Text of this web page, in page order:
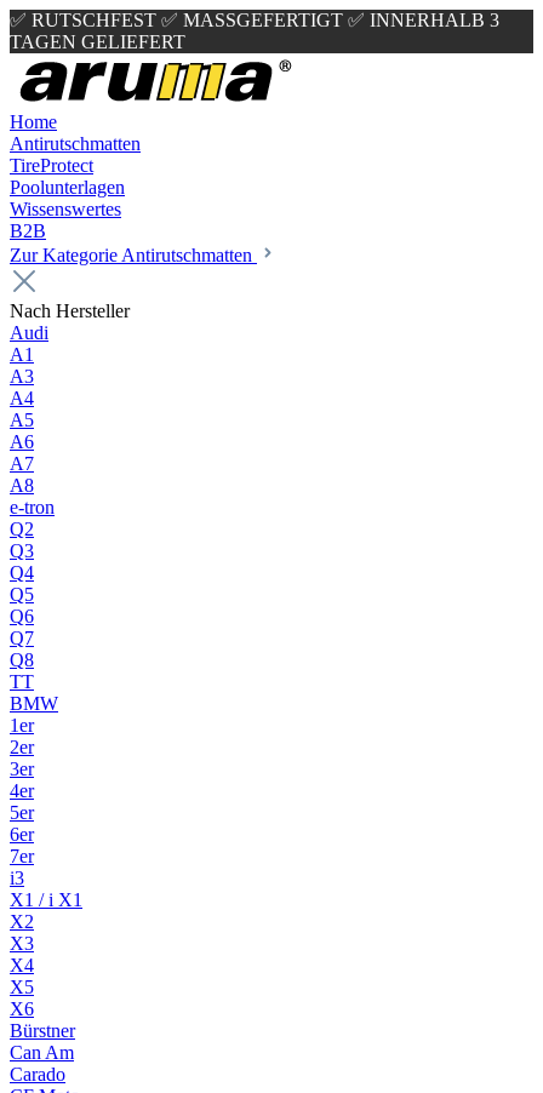
✅ RUTSCHFEST ✅ MASSGEFERTIGT ✅ INNERHALB 3
TAGEN GELIEFERT
Home
Antirutschmatten
TireProtect
Poolunterlagen
Wissenswertes
B2B
Zur Kategorie Antirutschmatten
Nach Hersteller
Audi
A1
A3
A4
A5
A6
A7
A8
e-tron
Q2
Q3
Q4
Q5
Q6
Q7
Q8
TT
BMW
1er
2er
3er
4er
5er
6er
7er
i3
X1 / i X1
X2
X3
X4
X5
X6
Bürstner
Can Am
Carado